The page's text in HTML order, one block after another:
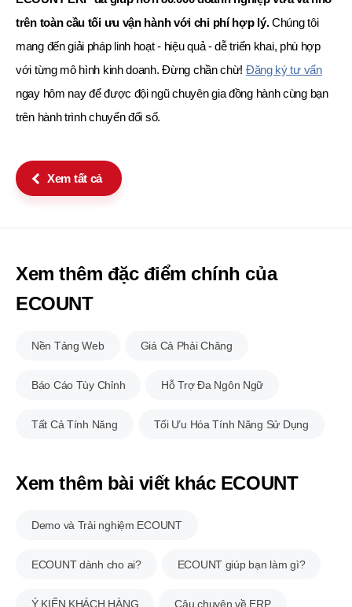
trên toàn cầu tối ưu vận hành với chi phí hợp lý.Chúng tôi
mang đến giải pháp linh hoạt - hiệu quả - dễ triển khai, phù hợp
với từng mô hình kinh doanh. Đừng chần chừ! Đăng ký tư vấn
ngay hôm nay để được đội ngũ chuyên gia đồng hành cùng bạn
trên hành trình chuyển đổi số.
Xem tất cả
Xem thêm đặc điểm chính của
ECOUNT
Nền Tảng Web Giá Cả Phải Chăng
Báo Cáo Tùy Chỉnh Hỗ Trợ Đa Ngôn Ngữ
Tất Cả Tính Năng Tối Ưu Hóa Tính Năng Sử Dụng
Xem thêm bài viết khác ECOUNT
Demo và Trải nghiệm ECOUNT
ECOUNT dành cho ai? ECOUNT giúp bạn làm gì?
Ý KIẾN KHÁCH HÀNG Câu chuyện về ERP